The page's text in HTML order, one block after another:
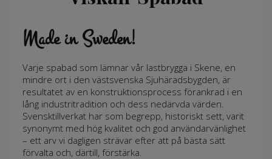
Made in Sweden!
Varje spabad som lämnar vår lastbrygga i Skene, en
mindre ort i den västsvenska Sjuhäradsbygden, är
resultatet av en konstruktionsprocess förankrad i en
lång industritradition och dess nedärvda värden.
Svensktillverkat har som begrepp, historiskt sett, varit
synonymt med hög kvalitet och god användarvänlighet
– ett arv vi dagligen strävar efter att på bästa sätt
förvalta och, därtill, förstärka.